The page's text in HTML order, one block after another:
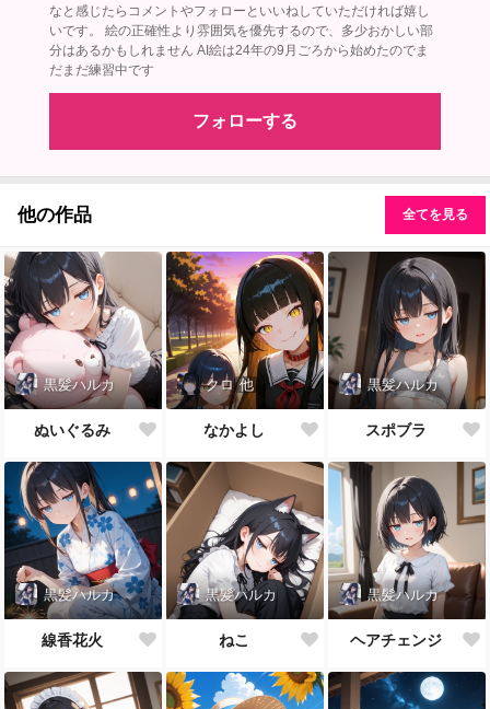
なと感じたらコメントやフォローといいねしていただければ嬉し
いです。 絵の正確性より雰囲気を優先するので、多少おかしい部
分はあるかもしれません AI絵は24年の9月ごろから始めたのでま
だまだ練習中です
フォローする
他の作品 全てを見る
黒髪ハルカ
ぬいぐるみ
クロ 他
なかよし
黒髪ハルカ
スポブラ
黒髪ハルカ
線香花火
黒髪ハルカ
ねこ
黒髪ハルカ
ヘアチェンジ